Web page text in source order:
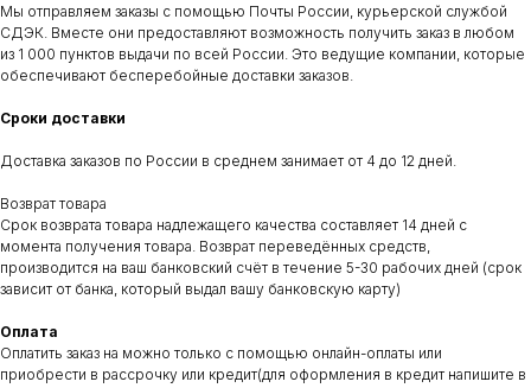
Мы отправляем заказы с помощью Почты России, курьерской службой
СДЭК. Вместе они предоставляют возможность получить заказ в любом
из 1 000 пунктов выдачи по всей России. Это ведущие компании, которые
обеспечивают бесперебойные доставки заказов.
Сроки доставки
Доставка заказов по России в среднем занимает от 4 до 12 дней.
Возврат товара
Срок возврата товара надлежащего качества составляет 14 дней с
момента получения товара. Возврат переведённых средств,
производится на ваш банковский счёт в течение 5-30 рабочих дней (срок
зависит от банка, который выдал вашу банковскую карту)
Оплата
Оплатить заказ на можно только с помощью онлайн-оплаты или
приобрести в рассрочку или кредит(для оформления в кредит напишите в
Отправить заявку
Установка
АДРЕС
Политика конфиденциальности
Предложения на сайте не являются публичной офертой
Договор оферты
Сухарная 35 корпус 13, 1 этаж,
помещение 110
КОНТАКТЫ
ВРЕМЯ РАБОТЫ
ДОКУМЕНТЫ